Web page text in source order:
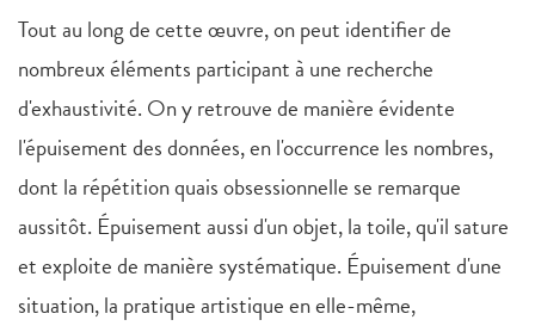
Tout au long de cette œuvre, on peut identifier de
nombreux éléments participant à une recherche
d'exhaustivité. On y retrouve de manière évidente
l'épuisement des données, en l'occurrence les nombres,
dont la répétition quais obsessionnelle se remarque
aussitôt. Épuisement aussi d'un objet, la toile, qu'il sature
et exploite de manière systématique. Épuisement d'une
situation, la pratique artistique en elle-même,